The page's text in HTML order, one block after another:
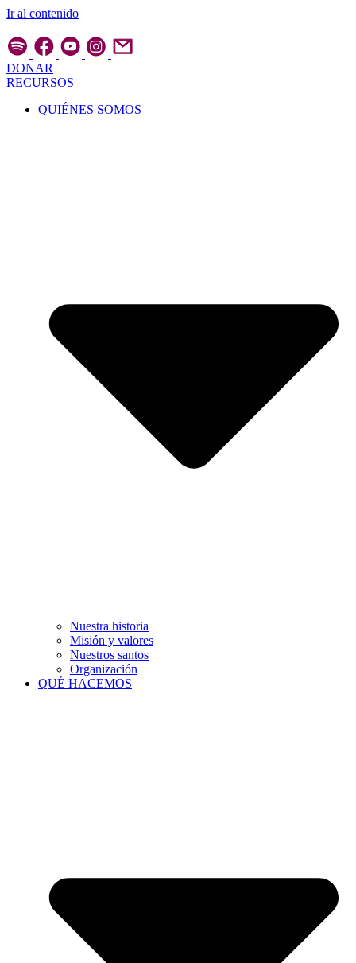
Ir al contenido
DONAR
RECURSOS
QUIÉNES SOMOS
Nuestra historia
Misión y valores
Nuestros santos
Organización
QUÉ HACEMOS